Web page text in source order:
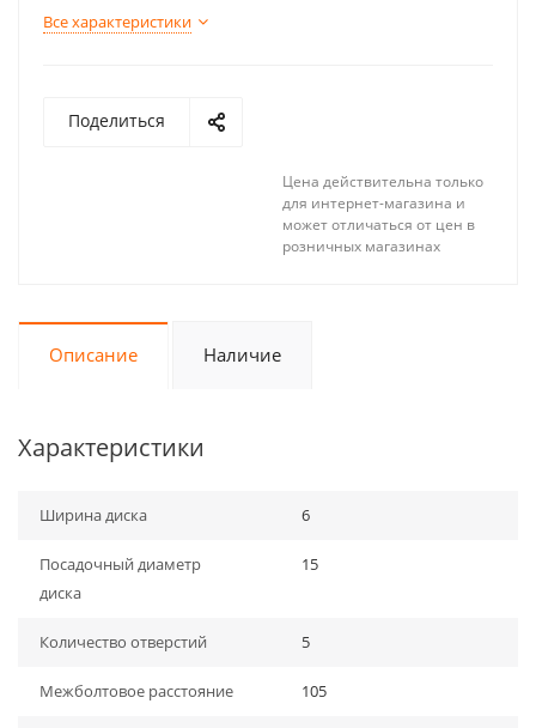
Все характеристики
Поделиться
Цена действительна только
для интернет-магазина и
может отличаться от цен в
розничных магазинах
Описание Наличие
Характеристики
Ширина диска 6
Посадочный диаметр
диска
15
Количество отверстий 5
Межболтовое расстояние 105